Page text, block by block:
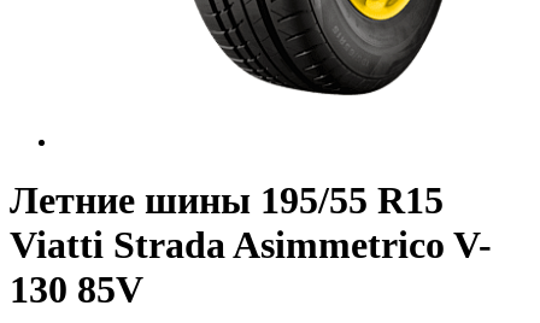
Летние шины 195/55 R15
Viatti Strada Asimmetrico V-
130 85V